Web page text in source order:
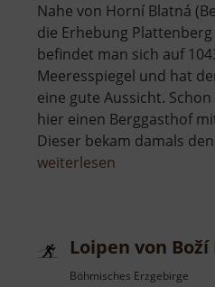
Nahe von Horní Blatná
die Erhebung
befindet man sich auf
Meeresspiegel und hat
eine gute Aussicht.
hier einen Berggasthof
Dieser bekam damals
weiterlesen
Loipen von Boží
Böhmisches Erzgebirge